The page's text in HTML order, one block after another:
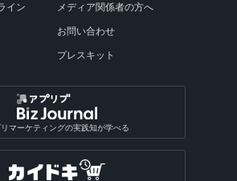
イン メディア関係者の方へ
お問い合わせ
プレスキット
リマーケティングの実践知が学べる